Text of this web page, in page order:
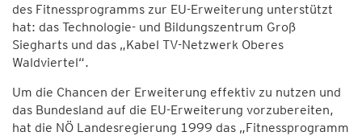
des Fitnessprogramms zur EU-Erweiterung unterstützt
hat: das Technologie- und Bildungszentrum Groß
Siegharts und das „Kabel TV-Netzwerk Oberes
Waldviertel“.
Um die Chancen der Erweiterung effektiv zu nutzen und
das Bundesland auf die EU-Erweiterung vorzubereiten,
hat die NÖ Landesregierung 1999 das „Fitnessprogramm